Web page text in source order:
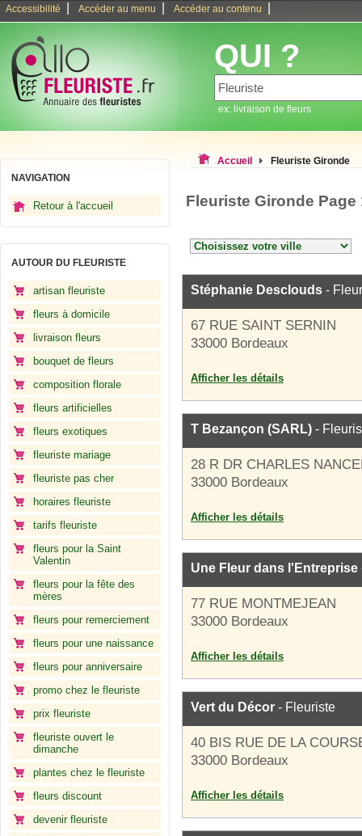
Accessibilité Accéder au menu Accéder au contenu
QUI ?
ex: livraison de fleurs
NAVIGATION
Retour à l'accueil
AUTOUR DU FLEURISTE
artisan fleuriste
fleurs à domicile
livraison fleurs
bouquet de fleurs
composition florale
fleurs artificielles
fleurs exotiques
fleuriste mariage
fleuriste pas cher
horaires fleuriste
tarifs fleuriste
fleurs pour la Saint
Valentin
fleurs pour la fête des
mères
fleurs pour remerciement
fleurs pour une naissance
fleurs pour anniversaire
promo chez le fleuriste
prix fleuriste
fleuriste ouvert le
dimanche
plantes chez le fleuriste
fleurs discount
devenir fleuriste
Accueil Fleuriste Gironde
Fleuriste Gironde Page
Stéphanie Desclouds -
67 RUE SAINT SERNIN
33000 Bordeaux
Afficher les détails
T Bezançon (SARL) -
28 R DR CHARLES
33000 Bordeaux
Afficher les détails
Une Fleur dans l'Entreprise
77 RUE MONTMEJEAN
33000 Bordeaux
Afficher les détails
Vert du Décor - Fleuriste
40 BIS RUE DE LA
33000 Bordeaux
Afficher les détails